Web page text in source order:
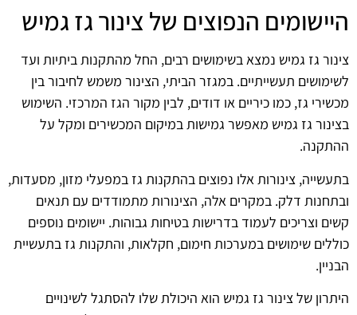
היישומים הנפוצים של צינור גז גמיש
צינור גז גמיש נמצא בשימושים רבים, החל מהתקנות ביתיות ועד
לשימושים תעשייתיים. במגזר הביתי, הצינור משמש לחיבור בין
מכשירי גז, כמו כיריים או דודים, לבין מקור הגז המרכזי. השימוש
בצינור גז גמיש מאפשר גמישות במיקום המכשירים ומקל על
ההתקנה.
בתעשייה, צינורות אלו נפוצים בהתקנות גז במפעלי מזון, מסעדות,
ובתחנות דלק. במקרים אלה, הצינורות מתמודדים עם תנאים
קשים וצריכים לעמוד בדרישות בטיחות גבוהות. יישומים נוספים
כוללים שימושים במערכות חימום, חקלאות, והתקנות גז בתעשיית
הבניין.
היתרון של צינור גז גמיש הוא היכולת שלו להסתגל לשינויים